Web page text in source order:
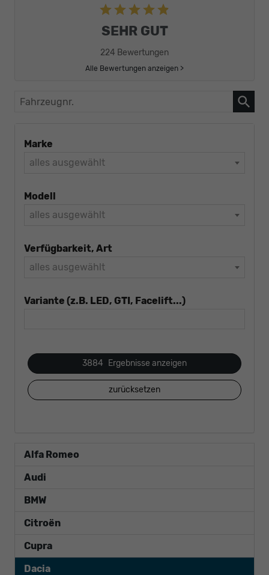
SEHR GUT
224 Bewertungen
Alle Bewertungen anzeigen >
Fahrzeugnr.
Marke
alles ausgewählt
Modell
alles ausgewählt
Verfügbarkeit, Art
alles ausgewählt
Variante (z.B. LED, GTI, Facelift...)
3884 Ergebnisse anzeigen
zurücksetzen
Alfa Romeo
Audi
BMW
Citroën
Cupra
Dacia